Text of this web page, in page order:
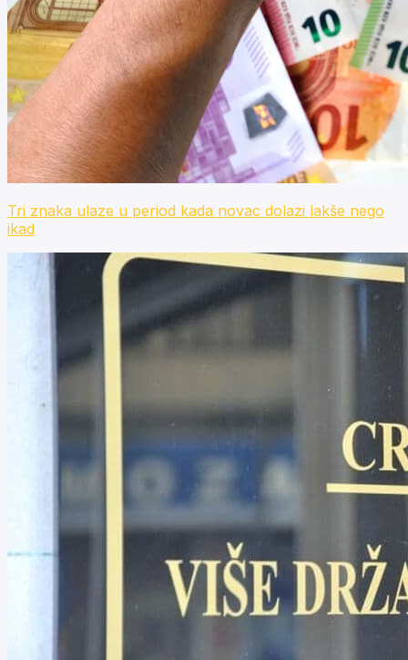
Tri znaka ulaze u period kada novac dolazi lakše nego
ikad